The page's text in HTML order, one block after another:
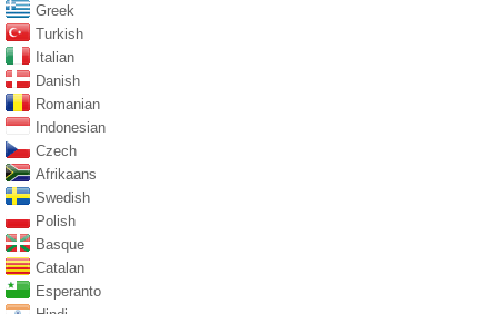
Greek
Turkish
Italian
Danish
Romanian
Indonesian
Czech
Afrikaans
Swedish
Polish
Basque
Catalan
Esperanto